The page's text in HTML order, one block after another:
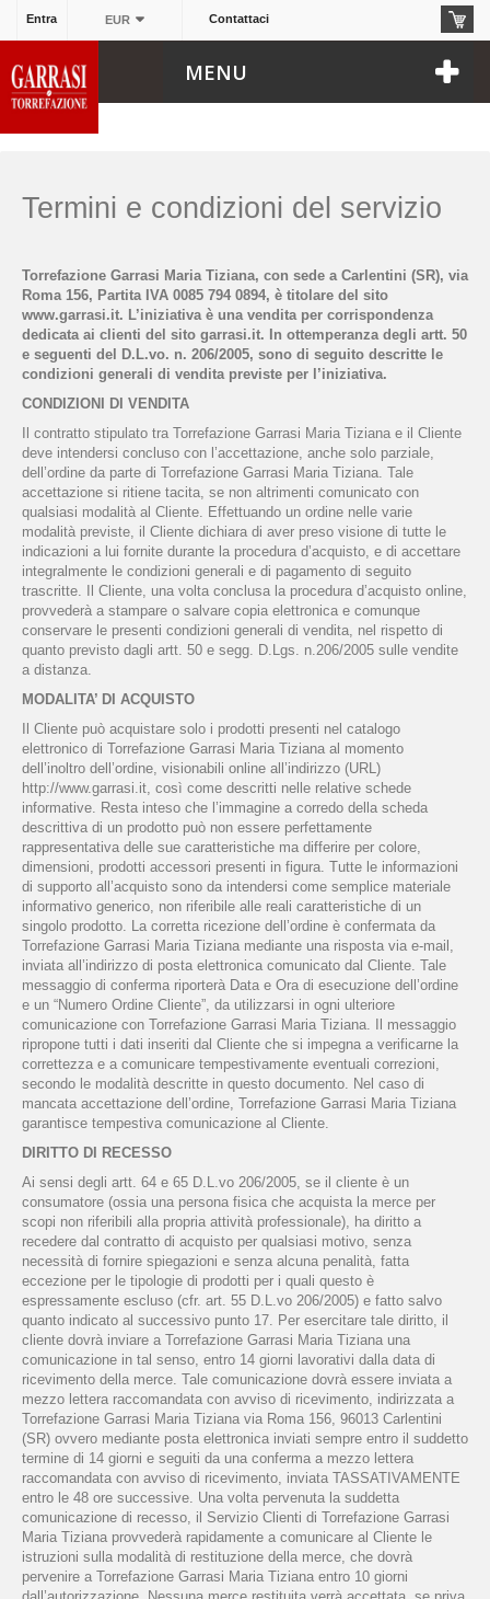
Entra EUR Contattaci
MENU
Termini e Condizioni del servizio
Termini e condizioni del servizio
Torrefazione Garrasi Maria Tiziana, con sede a Carlentini (SR), via
Roma 156, Partita IVA 0085 794 0894, è titolare del sito
www.garrasi.it. L’iniziativa è una vendita per corrispondenza
dedicata ai clienti del sito garrasi.it. In ottemperanza degli artt. 50
e seguenti del D.L.vo. n. 206/2005, sono di seguito descritte le
condizioni generali di vendita previste per l’iniziativa.
CONDIZIONI DI VENDITA
Il contratto stipulato tra Torrefazione Garrasi Maria Tiziana e il Cliente
deve intendersi concluso con l’accettazione, anche solo parziale,
dell’ordine da parte di Torrefazione Garrasi Maria Tiziana. Tale
accettazione si ritiene tacita, se non altrimenti comunicato con
qualsiasi modalità al Cliente. Effettuando un ordine nelle varie
modalità previste, il Cliente dichiara di aver preso visione di tutte le
indicazioni a lui fornite durante la procedura d’acquisto, e di accettare
integralmente le condizioni generali e di pagamento di seguito
trascritte. Il Cliente, una volta conclusa la procedura d’acquisto online,
provvederà a stampare o salvare copia elettronica e comunque
conservare le presenti condizioni generali di vendita, nel rispetto di
quanto previsto dagli artt. 50 e segg. D.Lgs. n.206/2005 sulle vendite
a distanza.
MODALITA’ DI ACQUISTO
Il Cliente può acquistare solo i prodotti presenti nel catalogo
elettronico di Torrefazione Garrasi Maria Tiziana al momento
dell’inoltro dell’ordine, visionabili online all’indirizzo (URL)
http://www.garrasi.it, così come descritti nelle relative schede
informative. Resta inteso che l’immagine a corredo della scheda
descrittiva di un prodotto può non essere perfettamente
rappresentativa delle sue caratteristiche ma differire per colore,
dimensioni, prodotti accessori presenti in figura. Tutte le informazioni
di supporto all’acquisto sono da intendersi come semplice materiale
informativo generico, non riferibile alle reali caratteristiche di un
singolo prodotto. La corretta ricezione dell’ordine è confermata da
Torrefazione Garrasi Maria Tiziana mediante una risposta via e-mail,
inviata all’indirizzo di posta elettronica comunicato dal Cliente. Tale
messaggio di conferma riporterà Data e Ora di esecuzione dell’ordine
e un “Numero Ordine Cliente”, da utilizzarsi in ogni ulteriore
comunicazione con Torrefazione Garrasi Maria Tiziana. Il messaggio
ripropone tutti i dati inseriti dal Cliente che si impegna a verificarne la
correttezza e a comunicare tempestivamente eventuali correzioni,
secondo le modalità descritte in questo documento. Nel caso di
mancata accettazione dell’ordine, Torrefazione Garrasi Maria Tiziana
garantisce tempestiva comunicazione al Cliente.
DIRITTO DI RECESSO
Ai sensi degli artt. 64 e 65 D.L.vo 206/2005, se il cliente è un
consumatore (ossia una persona fisica che acquista la merce per
scopi non riferibili alla propria attività professionale), ha diritto a
recedere dal contratto di acquisto per qualsiasi motivo, senza
necessità di fornire spiegazioni e senza alcuna penalità, fatta
eccezione per le tipologie di prodotti per i quali questo è
espressamente escluso (cfr. art. 55 D.L.vo 206/2005) e fatto salvo
quanto indicato al successivo punto 17. Per esercitare tale diritto, il
cliente dovrà inviare a Torrefazione Garrasi Maria Tiziana una
comunicazione in tal senso, entro 14 giorni lavorativi dalla data di
ricevimento della merce. Tale comunicazione dovrà essere inviata a
mezzo lettera raccomandata con avviso di ricevimento, indirizzata a
Torrefazione Garrasi Maria Tiziana via Roma 156, 96013 Carlentini
(SR) ovvero mediante posta elettronica inviati sempre entro il suddetto
termine di 14 giorni e seguiti da una conferma a mezzo lettera
raccomandata con avviso di ricevimento, inviata TASSATIVAMENTE
entro le 48 ore successive. Una volta pervenuta la suddetta
comunicazione di recesso, il Servizio Clienti di Torrefazione Garrasi
Maria Tiziana provvederà rapidamente a comunicare al Cliente le
istruzioni sulla modalità di restituzione della merce, che dovrà
pervenire a Torrefazione Garrasi Maria Tiziana entro 10 giorni